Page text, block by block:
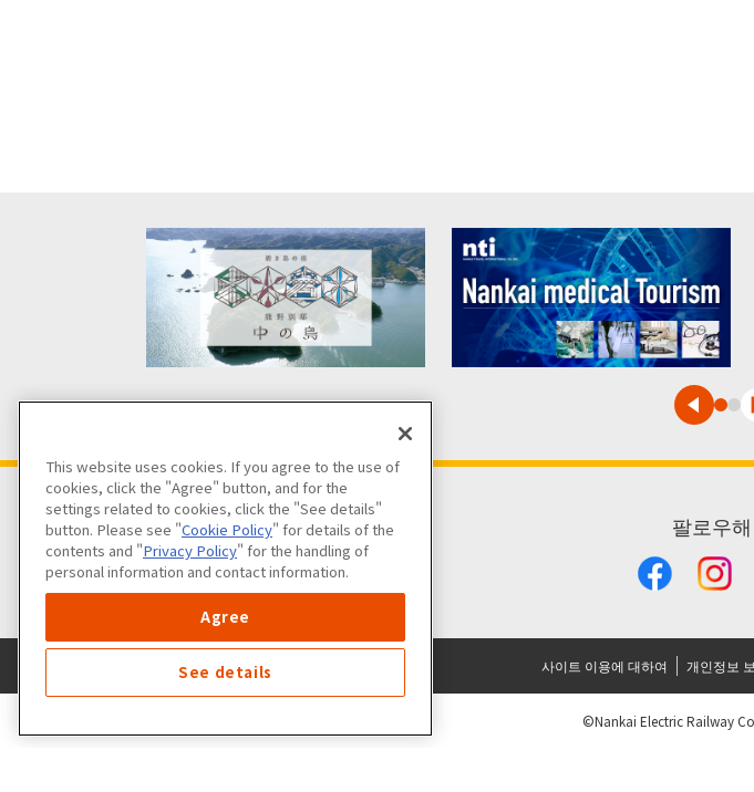
팔로우
사이트 이용에 대하여 개인정보
©Nankai Electric Railway
This website uses cookies. If you agree to the use of
cookies, click the "Agree" button, and for the
settings related to cookies, click the "See details"
button. Please see "Cookie Policy" for details of the
contents and "Privacy Policy" for the handling of
personal information and contact information.
Agree
See details